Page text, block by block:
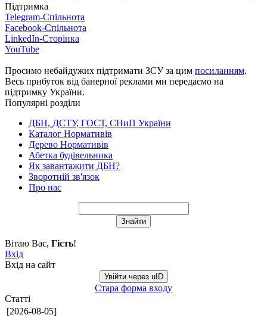
Підтримка
Telegram-Спільнота
Facebook-Спільнота
LinkedIn-Сторінка
YouTube
Просимо небайдужих підтримати ЗСУ за цим посиланням.
Весь прибуток від банерної реклами ми передаємо на
підтримку України.
Популярні розділи
ДБН, ДСТУ, ГОСТ, СНиП України
Каталог Нормативів
Дерево Нормативів
Абетка будівельника
Як завантажити ДБН?
Зворотній зв'язок
Про нас
Вітаю Вас, Гість!
Вхід
Вхід на сайт
Увійти через uID
Стара форма входу
Статті
[2026-08-05]